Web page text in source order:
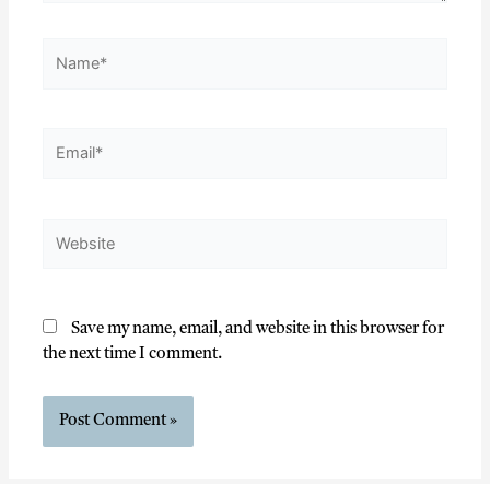
Save my name, email, and website in this browser for
the next time I comment.